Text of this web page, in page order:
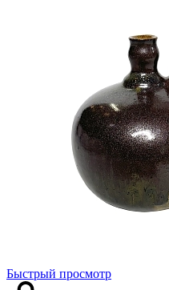
Быстрый просмотр